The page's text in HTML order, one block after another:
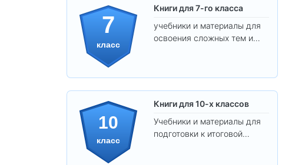
7
класс
Книги для 7-го класса
учебники и материалы для
освоения сложных тем и
10
класс
Книги для 10-х классов
Учебники и материалы для
подготовки к итоговой